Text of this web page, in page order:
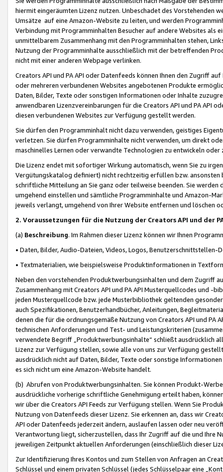
hiermit eingeräumten Lizenz nutzen. Unbeschadet des Vorstehenden
Umsätze auf eine Amazon-Website zu leiten, und werden
Verbindung mit Programminhalten Besucher auf andere Websites als
unmittelbarem Zusammenhang mit den Programminhalten stehen,
Nutzung der Programminhalte ausschließlich mit der betreffenden
nicht mit einer anderen Webpage verlinken.
Creators API und PA API oder Datenfeeds können Ihnen den Zugriff
oder mehreren verbundenen Websites angebotenen Produkte
Daten, Bilder, Texte oder sonstigen Informationen oder Inhalte
anwendbaren Lizenzvereinbarungen für die Creators API und PA API
diesen verbundenen Websites zur Verfügung gestellt werden.
Sie dürfen den Programminhalt nicht dazu verwenden, geistiges
verletzen. Sie dürfen Programminhalte nicht verwenden, um direkt
maschinelles Lernen oder verwandte Technologien zu entwickeln
Die Lizenz endet mit sofortiger Wirkung automatisch, wenn Sie zu
Vergütungskatalog definiert) nicht rechtzeitig erfüllen bzw. ansonsten
schriftliche Mitteilung an Sie ganz oder teilweise beenden. Sie werden
umgehend einstellen und sämtliche Programminhalte und Amazon-
jeweils verlangt, umgehend von Ihrer Website entfernen und löschen
2. Voraussetzungen für die Nutzung der Creators API und der
(a) Beschreibung. Im Rahmen dieser Lizenz können wir Ihnen
• Daten, Bilder, Audio-Dateien, Videos, Logos, Benutzerschnittstellen-
• Textmaterialien, wie beispielsweise Produktinformationen in
Neben den vorstehenden Produktwerbungsinhalten und dem Zugriff
Zusammenhang mit Creators API und PA API Musterquellcodes und
jeden Musterquellcode bzw. jede Musterbibliothek geltenden
auch Spezifikationen, Benutzerhandbücher, Anleitungen,
denen die für die ordnungsgemäße Nutzung von Creators API und PA
technischen Anforderungen und Test- und Leistungskriterien
verwendete Begriff „Produktwerbungsinhalte“ schließt ausdrücklich
Lizenz zur Verfügung stellen, sowie alle von uns zur Verfügung
ausdrücklich nicht auf Daten, Bilder, Texte oder sonstige
es sich nicht um eine Amazon-Website handelt.
(b) Abrufen von Produktwerbungsinhalten. Sie können Produkt-
ausdrückliche vorherige schriftliche Genehmigung erteilt haben,
wir über die Creators API Feeds zur Verfügung stellen. Wenn Sie
Nutzung von Datenfeeds dieser Lizenz. Sie erkennen an, dass wir
API oder Datenfeeds jederzeit ändern, auslaufen lassen oder neu
Verantwortung liegt, sicherzustellen, dass Ihr Zugriff auf die und Ihre
jeweiligen Zeitpunkt aktuellen Anforderungen (einschließlich dieser
Zur Identifizierung Ihres Kontos und zum Stellen von Anfragen an
Schlüssel und einem privaten Schlüssel (jedes Schlüsselpaar eine